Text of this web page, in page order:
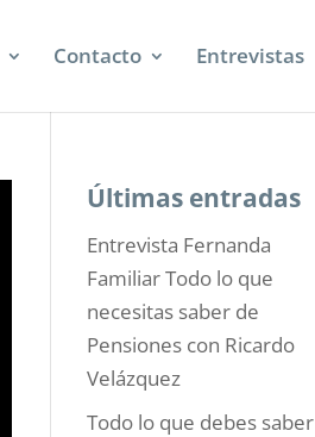
Contacto Entrevistas
Últimas entradas
Entrevista Fernanda
Familiar Todo lo que
necesitas saber de
Pensiones con Ricardo
Velázquez
Todo lo que debes saber